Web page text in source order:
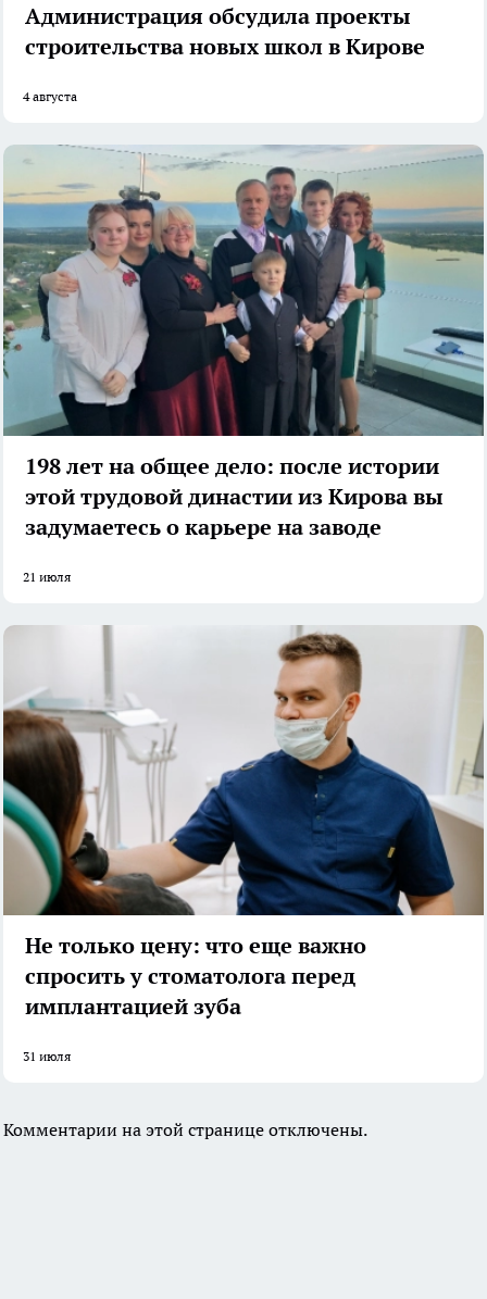
Администрация обсудила проекты
строительства новых школ в Кирове
4 августа
198 лет на общее дело: после истории
этой трудовой династии из Кирова вы
задумаетесь о карьере на заводе
21 июля
Не только цену: что еще важно
спросить у стоматолога перед
имплантацией зуба
31 июля
Комментарии на этой странице отключены.